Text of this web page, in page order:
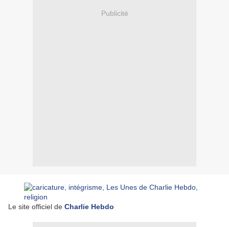
Publicité
Le site officiel de Charlie Hebdo